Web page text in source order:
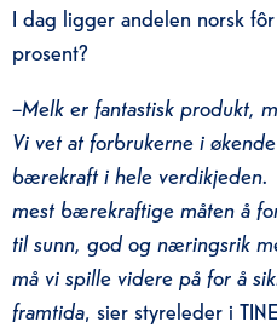
I dag ligger andelen norsk
prosent?
–Melk er fantastiskprodukt,
Vi vet at forbrukerne i
bærekraft i hele verdikjeden.
mest bærekraftige måten å
til sunn, god og næringsrik
må vi spille videre på for å
framtida, sier styreleder i